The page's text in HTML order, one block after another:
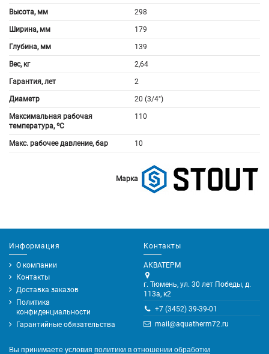
Высота, мм 298
Ширина, мм 179
Глубина, мм 139
Вес, кг 2,64
Гарантия, лет 2
Диаметр 20 (3/4")
Максимальная рабочая
температура, ºС
110
Макс. рабочее давление, бар 10
Марка
Информация
О компании
Контакты
Доставка заказов
Политика
конфиденциальности
Гарантийные обязательства
Контакты
АКВАТЕРМ
г. Тюмень, ул. 30 лет Победы, д.
113а, к2
+7 (3452) 39-39-01
mail@aquatherm72.ru
Вы принимаете условия политики в отношении обработки